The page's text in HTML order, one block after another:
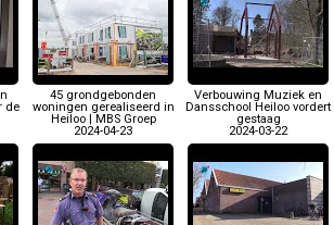
de
45 grondgebonden
woningen gerealiseerd in
Heiloo | MBS Groep
2024-04-23
Verbouwing Muziek en
Dansschool Heiloo vordert
gestaag
2024-03-22